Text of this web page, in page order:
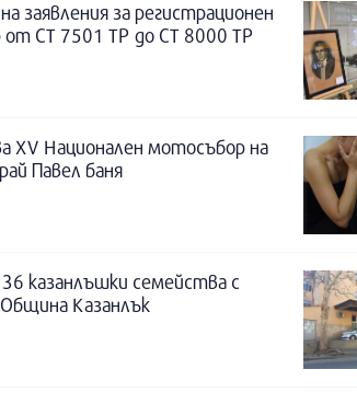
заявления за регистрационен
от СТ 7501 ТР до СТ 8000 ТР
XV Национален мотосъбор на
Павел баня
казанлъшки семейства с
Казанлък